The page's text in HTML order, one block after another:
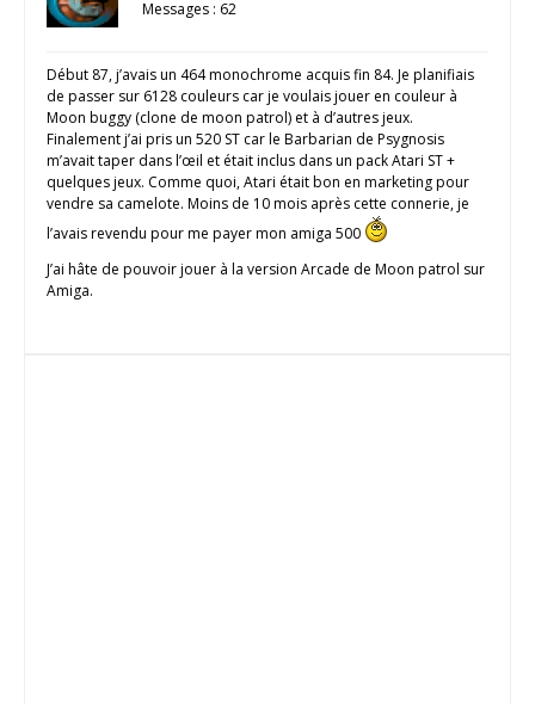
Messages : 62
Début 87, j’avais un 464 monochrome acquis fin 84. Je planifiais
de passer sur 6128 couleurs car je voulais jouer en couleur à
Moon buggy (clone de moon patrol) et à d’autres jeux.
Finalement j’ai pris un 520 ST car le Barbarian de Psygnosis
m’avait taper dans l’œil et était inclus dans un pack Atari ST +
quelques jeux. Comme quoi, Atari était bon en marketing pour
vendre sa camelote. Moins de 10 mois après cette connerie, je
l’avais revendu pour me payer mon amiga 500
J’ai hâte de pouvoir jouer à la version Arcade de Moon patrol sur
Amiga.